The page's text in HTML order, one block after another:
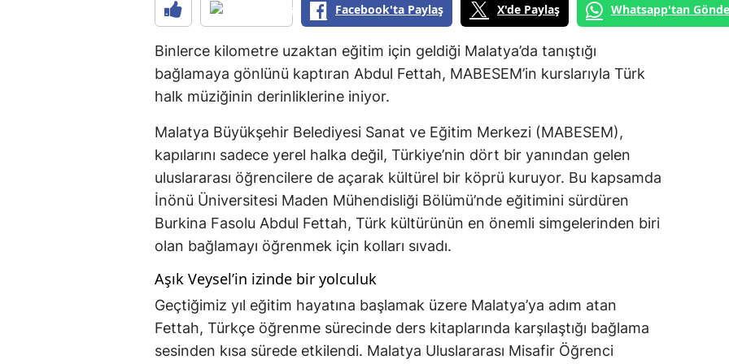
Facebook'ta Paylaş X'de Paylaş Whatsapp'tan
Binlerce kilometre uzaktan eğitim için geldiği Malatya’da tanıştığı
bağlamaya gönlünü kaptıran Abdul Fettah, MABESEM’in kurslarıyla Türk
halk müziğinin derinliklerine iniyor.
Malatya Büyükşehir Belediyesi Sanat ve Eğitim Merkezi (MABESEM),
kapılarını sadece yerel halka değil, Türkiye’nin dört bir yanından gelen
uluslararası öğrencilere de açarak kültürel bir köprü kuruyor. Bu kapsamda
İnönü Üniversitesi Maden Mühendisliği Bölümü’nde eğitimini sürdüren
Burkina Fasolu Abdul Fettah, Türk kültürünün en önemli simgelerinden biri
olan bağlamayı öğrenmek için kolları sıvadı.
Aşık Veysel’in izinde bir yolculuk
Geçtiğimiz yıl eğitim hayatına başlamak üzere Malatya’ya adım atan
Fettah, Türkçe öğrenme sürecinde ders kitaplarında karşılaştığı bağlama
sesinden kısa sürede etkilendi. Malatya Uluslararası Misafir Öğrenci